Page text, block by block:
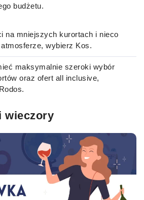
budżetu.
na mniejszych kurortach i nieco
wybierz Kos.
maksymalnie szeroki wybór
oraz ofert all inclusive,
wieczory